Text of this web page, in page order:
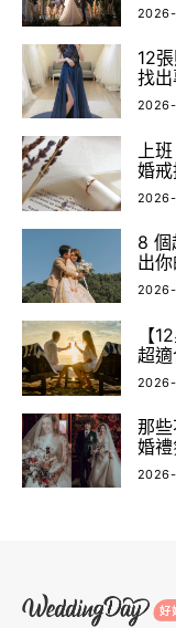
12
找
上
婚
8 個
出你
【
超適
那
婚